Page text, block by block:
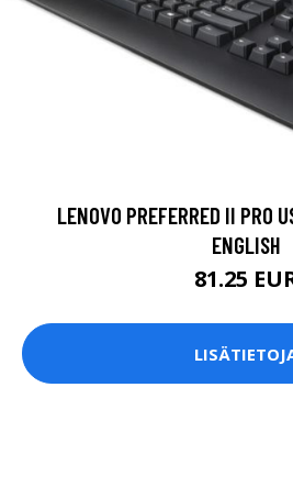
LENOVO PREFERRED II PRO
ENGLISH
81.25